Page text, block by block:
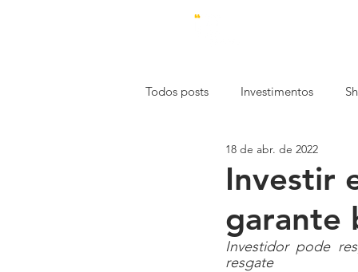
Todos posts Investimentos
Economia
Mercado de Trabalho
Investir
garante
18 de abr. de 2022
Investidor pode
resgate